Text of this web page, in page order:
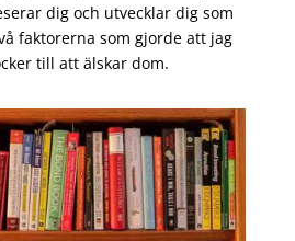
dig och utvecklar dig som
faktorerna som gjorde att jag
till att älskar dom.